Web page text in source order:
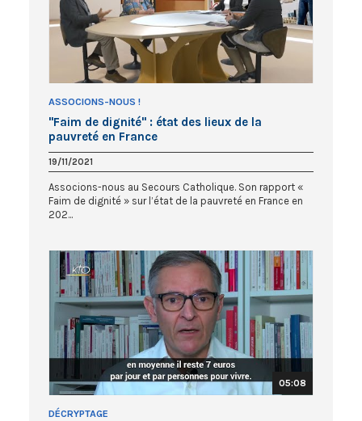
ASSOCIONS-NOUS !
"Faim de dignité" : état des lieux de la
pauvreté en France
19/11/2021
Associons-nous au Secours Catholique. Son rapport «
Faim de dignité » sur l’état de la pauvreté en France en
202...
05:08
DÉCRYPTAGE